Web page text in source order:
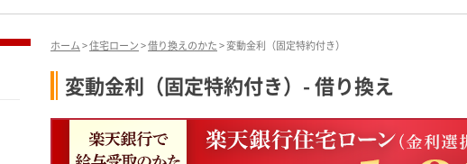
ホーム>住宅ローン>借り換えのかた> 変動金利（固定特約付き）
変動金利（固定特約付き）- 借り換え